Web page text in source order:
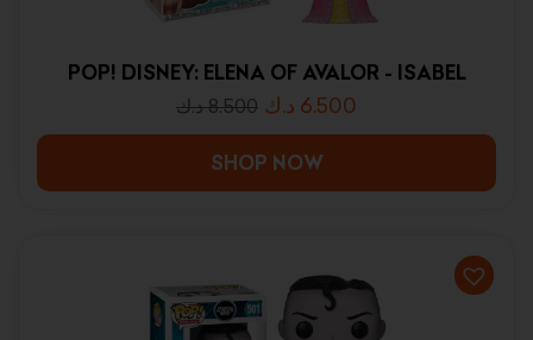
POP! DISNEY: ELENA OF AVALOR - ISABEL
8.500 د.ك 6.500 د.ك
SHOP NOW